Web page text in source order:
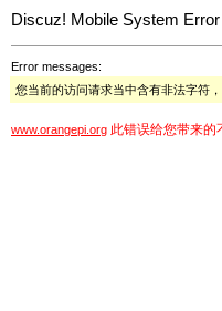
Discuz! Mobile System Error
Error messages:
您当前的访问请求当中含有非法字符
www.orangepi.org 此错误给您带来的